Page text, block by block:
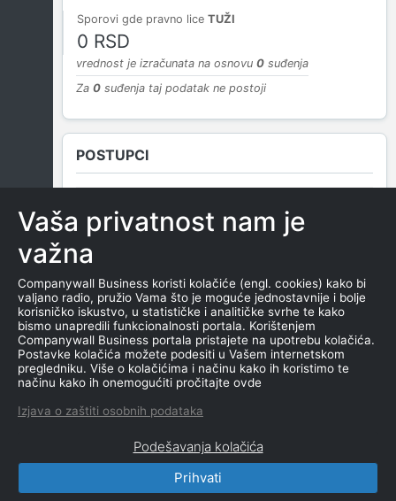
Sporovi gde pravno lice TUŽI
0 RSD
vrednost je izračunata na osnovu 0 suđenja
Za 0 suđenja taj podatak ne postoji
POSTUPCI
NEMA SUDSKIH OBJAVA
ROČIŠTA
NEMA SUDSKIH OBJAVA
CompanyWall Business © 2026
korišćenja | Izjava o privatnosti
Vaša privatnost nam je
važna
Companywall Business koristi kolačiće (engl. cookies) kako bi
valjano radio, pružio Vama što je moguće jednostavnije i bolje
korisničko iskustvo, u statističke i analitičke svrhe te kako
bismo unapredili funkcionalnosti portala. Korištenjem
Companywall Business portala pristajete na upotrebu kolačića.
Postavke kolačića možete podesiti u Vašem internetskom
pregledniku. Više o kolačićima i načinu kako ih koristimo te
načinu kako ih onemogućiti pročitajte ovde
Izjava o zaštiti osobnih podataka
Podešavanja kolačića
Prihvati